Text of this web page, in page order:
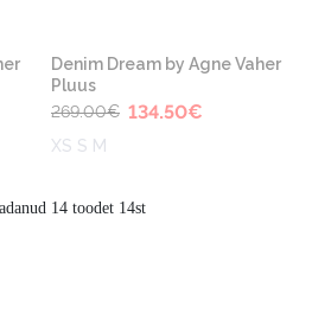
-50%
Denim Dream by Agne Vaher
Pluus
269.00€ 134.50€
XS S M
14 toodet 14st